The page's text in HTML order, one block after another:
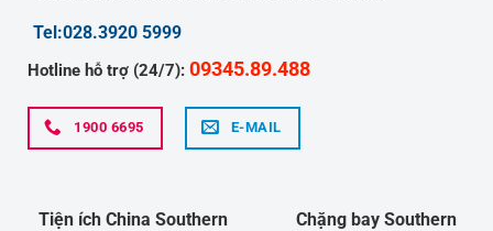
Tel:028.3920 5999
Hotline hỗ trợ (24/7): 09345.89.488
1900 6695 E-MAIL
Tiện ích China Southern
Chặng bay Southern